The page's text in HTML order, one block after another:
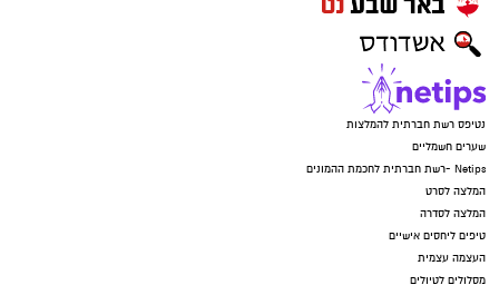
נטיפס רשת חברתית להמלצות
שערים חשמליים
Netips -רשת חברתית לחכמת ההמונים
המלצה לסרט
המלצה לסדרה
טיפים ליחסים אישיים
העצמה עצמית
מסלולים לטיולים